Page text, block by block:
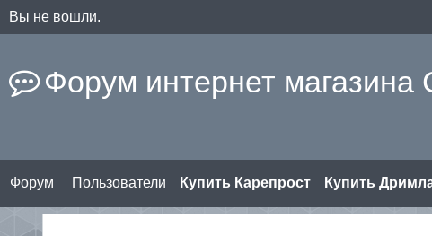
Вы не вошли.
Форум интернет магазина
Форум Пользователи Купить Карепрост Купить